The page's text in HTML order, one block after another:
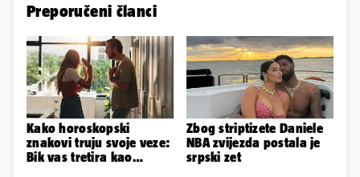
Preporučeni članci
Kako horoskopski
znakovi truju svoje veze:
Bik vas tretira kao
Zbog striptizete Daniele
NBA zvijezda postala je
srpski zet